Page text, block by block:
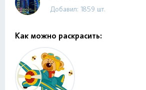
Добавил: 1859 шт.
Как можно раскрасить: